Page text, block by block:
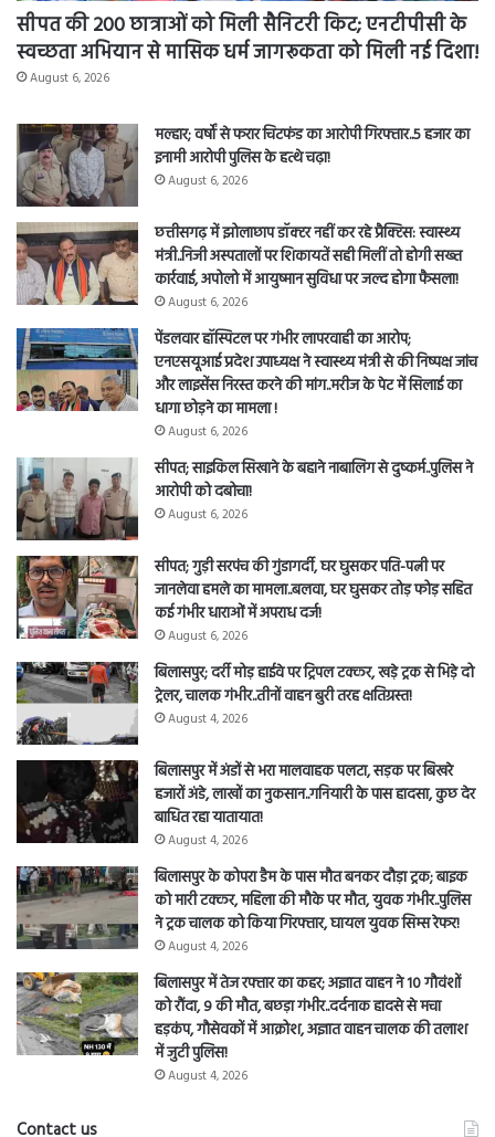
सीपत की 200 छात्राओं को मिली सैनिटरी किट; एनटीपीसी के
स्वच्छता अभियान से मासिक धर्म जागरूकता को मिली नई दिशा!
August 6, 2026
मल्हार; वर्षों से फरार चिटफंड का आरोपी गिरफ्तार..5 हजार का
इनामी आरोपी पुलिस के हत्थे चढ़ा!
August 6, 2026
छत्तीसगढ़ में झोलाछाप डॉक्टर नहीं कर रहे प्रैक्टिस: स्वास्थ्य
मंत्री..निजी अस्पतालों पर शिकायतें सही मिलीं तो होगी सख्त
कार्रवाई, अपोलो में आयुष्मान सुविधा पर जल्द होगा फैसला!
August 6, 2026
पेंडलवार हॉस्पिटल पर गंभीर लापरवाही का आरोप;
एनएसयूआई प्रदेश उपाध्यक्ष ने स्वास्थ्य मंत्री से की निष्पक्ष जांच
और लाइसेंस निरस्त करने की मांग..मरीज के पेट में सिलाई का
धागा छोड़ने का मामला !
August 6, 2026
सीपत; साइकिल सिखाने के बहाने नाबालिग से दुष्कर्म..पुलिस ने
आरोपी को दबोचा!
August 6, 2026
सीपत; गुड़ी सरपंच की गुंडागर्दी, घर घुसकर पति-पत्नी पर
जानलेवा हमले का मामला..बलवा, घर घुसकर तोड़ फोड़ सहित
कई गंभीर धाराओं में अपराध दर्ज!
August 6, 2026
बिलासपुर; दर्री मोड़ हाईवे पर ट्रिपल टक्कर, खड़े ट्रक से भिड़े दो
ट्रेलर, चालक गंभीर..तीनों वाहन बुरी तरह क्षतिग्रस्त!
August 4, 2026
बिलासपुर में अंडों से भरा मालवाहक पलटा, सड़क पर बिखरे
हजारों अंडे, लाखों का नुकसान..गनियारी के पास हादसा, कुछ देर
बाधित रहा यातायात!
August 4, 2026
बिलासपुर के कोपरा डैम के पास मौत बनकर दौड़ा ट्रक; बाइक
को मारी टक्कर, महिला की मौके पर मौत, युवक गंभीर..पुलिस
ने ट्रक चालक को किया गिरफ्तार, घायल युवक सिम्स रेफर!
August 4, 2026
बिलासपुर में तेज रफ्तार का कहर; अज्ञात वाहन ने 10 गौवंशों
को रौंदा, 9 की मौत, बछड़ा गंभीर..दर्दनाक हादसे से मचा
हड़कंप, गौसेवकों में आक्रोश, अज्ञात वाहन चालक की तलाश
में जुटी पुलिस!
August 4, 2026
Contact us